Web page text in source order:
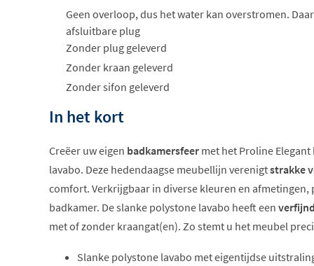
Geen overloop, dus het water kan overstromen.
afsluitbare plug
Zonder plug geleverd
Zonder kraan geleverd
Zonder sifon geleverd
In het kort
Creëer uw eigen badkamersfeer met het Proline
lavabo. Deze hedendaagse meubellijn verenigtstrakke
comfort. Verkrijgbaar in diverse kleuren en afmetingen,
badkamer. De slanke polystone lavabo heeft een
met of zonder kraangat(en). Zo stemt u het meubel
Slanke polystone lavabo met eigentijdse